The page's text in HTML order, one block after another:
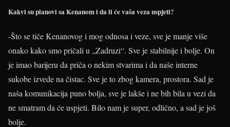
Kakvi su planovi sa Kenanom i da li će vaša veza uspjeti?
-Što se tiče Kenanovog i mog odnosa i veze, sve je manje više
onako kako smo pričali u „Zadruzi“. Sve je stabilnije i bolje. On
je imao barijeru da priča o nekim stvarima i da naše interne
sukobe izvede na čistac. Sve je to zbog kamera, prostora. Sad je
naša komunikacija puno bolja, sve je lakše i ne bih bila u vezi da
ne smatram da će uspjeti. Bilo nam je super, odlično, a sad je još
bolje.